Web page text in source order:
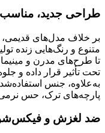
طراحی جدید،
بر خلاف مدل‌های قدیمی،
متنوع و رنگ‌هایی زنده
تا طرح‌های مدرن و
تحت تأثیر قرار داده و
به‌علاوه، جنس
پارچه‌های ترک، حس
ضد لغزش و